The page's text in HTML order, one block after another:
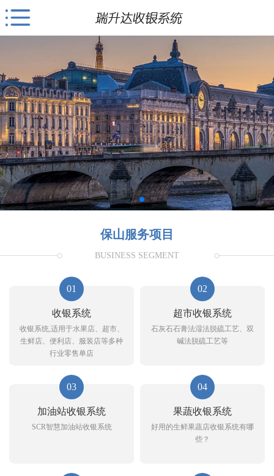
保山服务项目
BUSINESS SEGMENT
01
收银系统
收银系统,适用于水果店、超市、
生鲜店、便利店、服装店等多种
行业零售单店
02
超市收银系统
石灰石石膏法湿法脱硫工艺、双
碱法脱硫工艺等
03
加油站收银系统
SCR智慧加油站收银系统
04
果蔬收银系统
好用的生鲜果蔬店收银系统有哪
些？